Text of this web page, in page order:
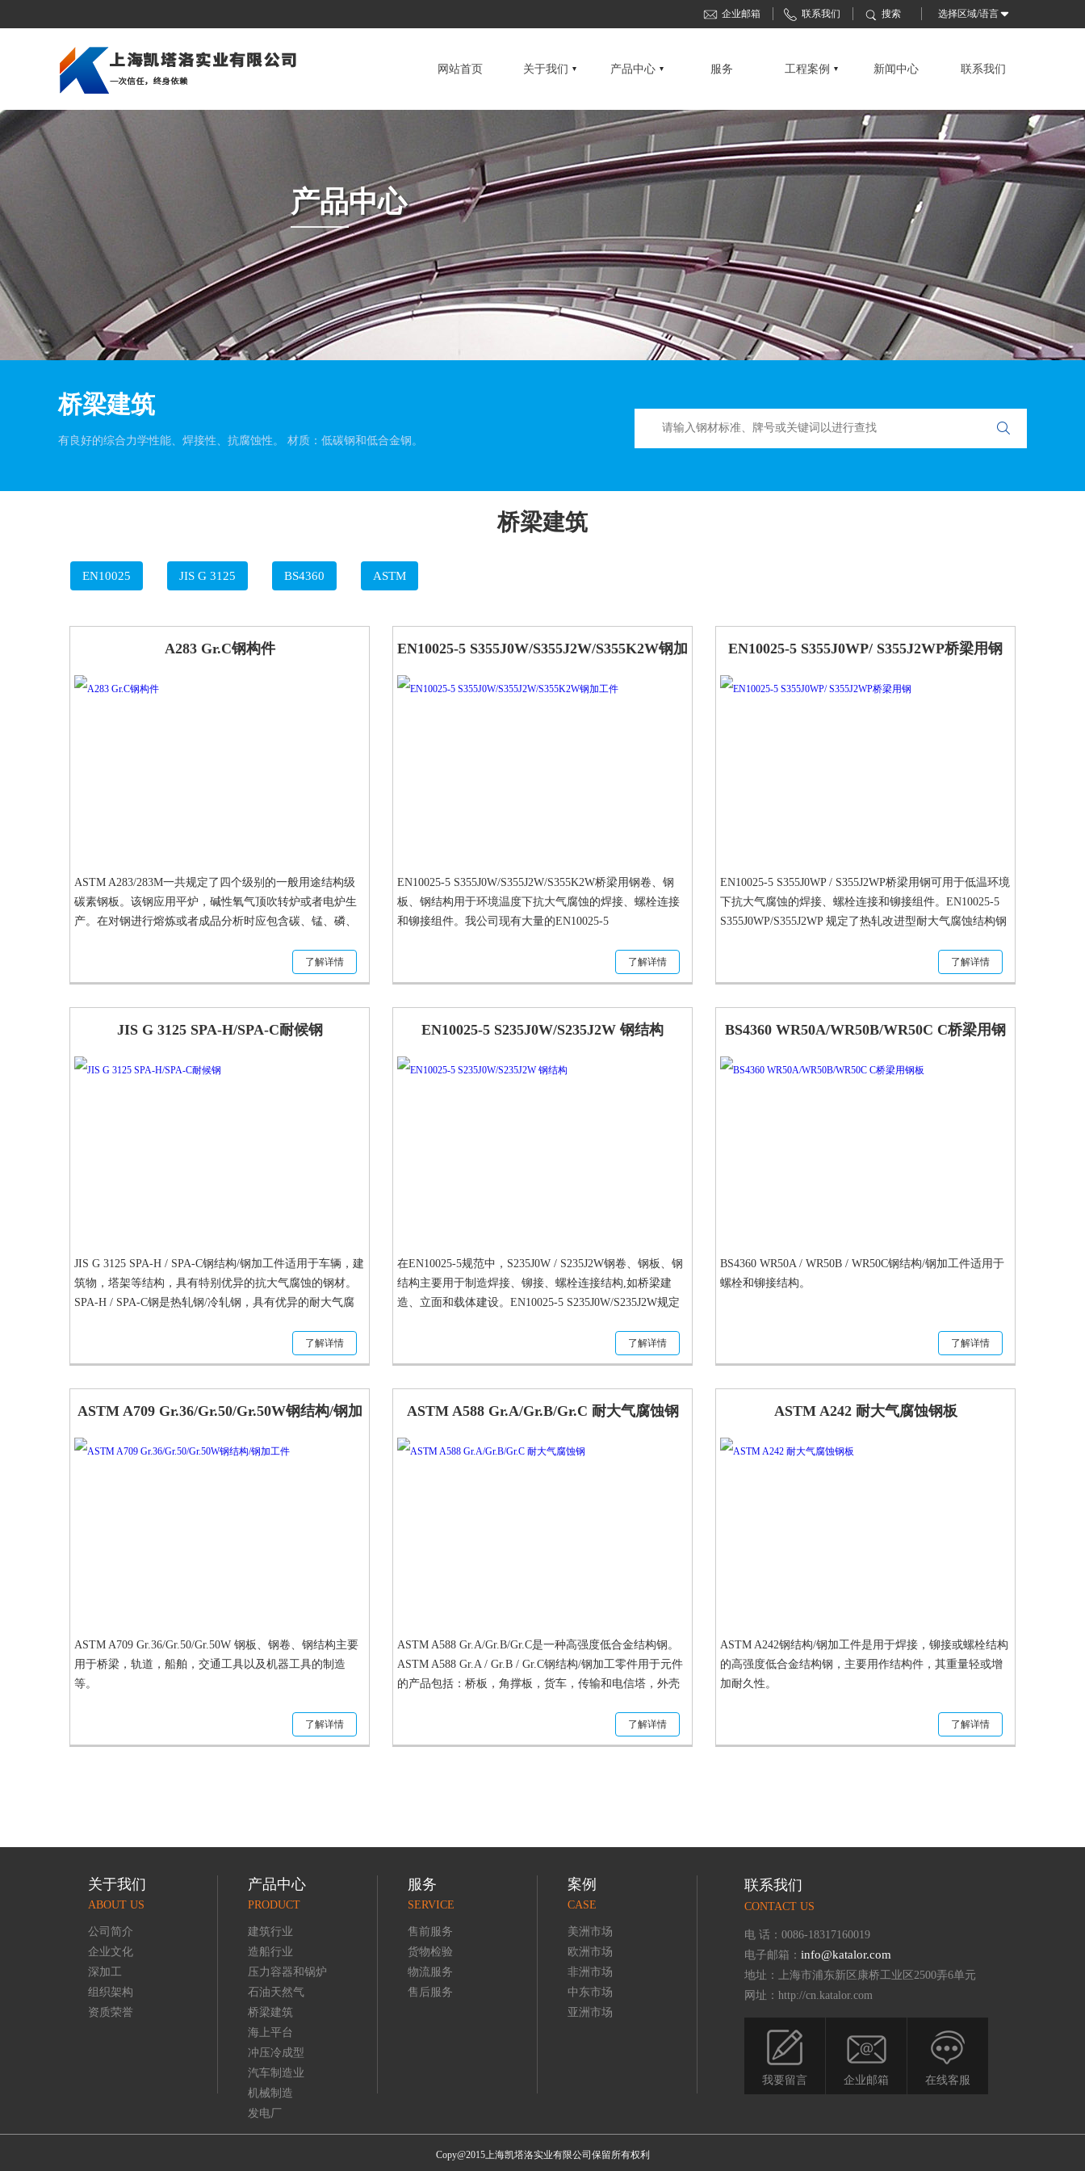
企业邮箱 联系我们 搜索 选择区域/语言
网站首页 关于我们
公司简介
深加工 组织架构
资质荣誉
产品中心
建筑行业
压力容器和锅炉 石油天然气
桥梁建筑 海上平台
冲压冷成型 汽车制造业
发电厂
服务 工程案例
美洲市场
中东市场 欧洲市场
非洲市场
新闻中心 联系我们
产品中心
桥梁建筑
有良好的综合力学性能、焊接性、抗腐蚀性。 材质：低碳钢和低合金钢。
桥梁建筑
EN10025 JIS G 3125 BS4360 ASTM
A283 Gr.C钢构件
ASTM A283/283M一共规定了四个级别的一般用途结构级
碳素钢板。该钢应用平炉，碱性氧气顶吹转炉或者电炉生
产。在对钢进行熔炼或者成品分析时应包含碳、锰、磷、
了解详情
EN10025-5 S355J0W/S355J2W/S355K2W钢加
工件
EN10025-5 S355J0W/S355J2W/S355K2W桥梁用钢卷、钢
板、钢结构用于环境温度下抗大气腐蚀的焊接、螺栓连接
和铆接组件。我公司现有大量的EN10025-5
了解详情
EN10025-5 S355J0WP/ S355J2WP桥梁用钢
EN10025-5 S355J0WP / S355J2WP桥梁用钢可用于低温环境
下抗大气腐蚀的焊接、螺栓连接和铆接组件。EN10025-5
S355J0WP/S355J2WP 规定了热轧改进型耐大气腐蚀结构钢
了解详情
JIS G 3125 SPA-H/SPA-C耐候钢
JIS G 3125 SPA-H / SPA-C钢结构/钢加工件适用于车辆，建
筑物，塔架等结构，具有特别优异的抗大气腐蚀的钢材。
SPA-H / SPA-C钢是热轧钢/冷轧钢，具有优异的耐大气腐
了解详情
EN10025-5 S235J0W/S235J2W 钢结构
在EN10025-5规范中，S235J0W / S235J2W钢卷、钢板、钢
结构主要用于制造焊接、铆接、螺栓连接结构,如桥梁建
造、立面和载体建设。EN10025-5 S235J0W/S235J2W规定
了解详情
BS4360 WR50A/WR50B/WR50C C桥梁用钢
板
BS4360 WR50A / WR50B / WR50C钢结构/钢加工件适用于
螺栓和铆接结构。
了解详情
ASTM A709 Gr.36/Gr.50/Gr.50W钢结构/钢加
工件
ASTM A709 Gr.36/Gr.50/Gr.50W 钢板、钢卷、钢结构主要
用于桥梁，轨道，船舶，交通工具以及机器工具的制造
等。
了解详情
ASTM A588 Gr.A/Gr.B/Gr.C 耐大气腐蚀钢
ASTM A588 Gr.A/Gr.B/Gr.C是一种高强度低合金结构钢。
ASTM A588 Gr.A / Gr.B / Gr.C钢结构/钢加工零件用于元件
的产品包括：桥板，角撑板，货车，传输和电信塔，外壳
了解详情
ASTM A242 耐大气腐蚀钢板
ASTM A242钢结构/钢加工件是用于焊接，铆接或螺栓结构
的高强度低合金结构钢，主要用作结构件，其重量轻或增
加耐久性。
了解详情
关于我们
ABOUT US
公司简介
企业文化
深加工
组织架构
资质荣誉
产品中心
PRODUCT
建筑行业
造船行业
压力容器和锅炉
石油天然气
桥梁建筑
海上平台
冲压冷成型
汽车制造业
机械制造
发电厂
服务
SERVICE
售前服务
货物检验
物流服务
售后服务
案例
CASE
美洲市场
欧洲市场
非洲市场
中东市场
亚洲市场
联系我们
CONTACT US
电 话：0086-18317160019
电子邮箱： info@katalor.com
地址：上海市浦东新区康桥工业区2500弄6单元
网址：http://cn.katalor.com
我要留言 企业邮箱 在线客服
Copy@2015上海凯塔洛实业有限公司保留所有权利